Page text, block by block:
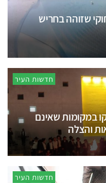
שזוהה בחריש
חדשות העיר
במקומות שאינם
והצלה
חדשות העיר